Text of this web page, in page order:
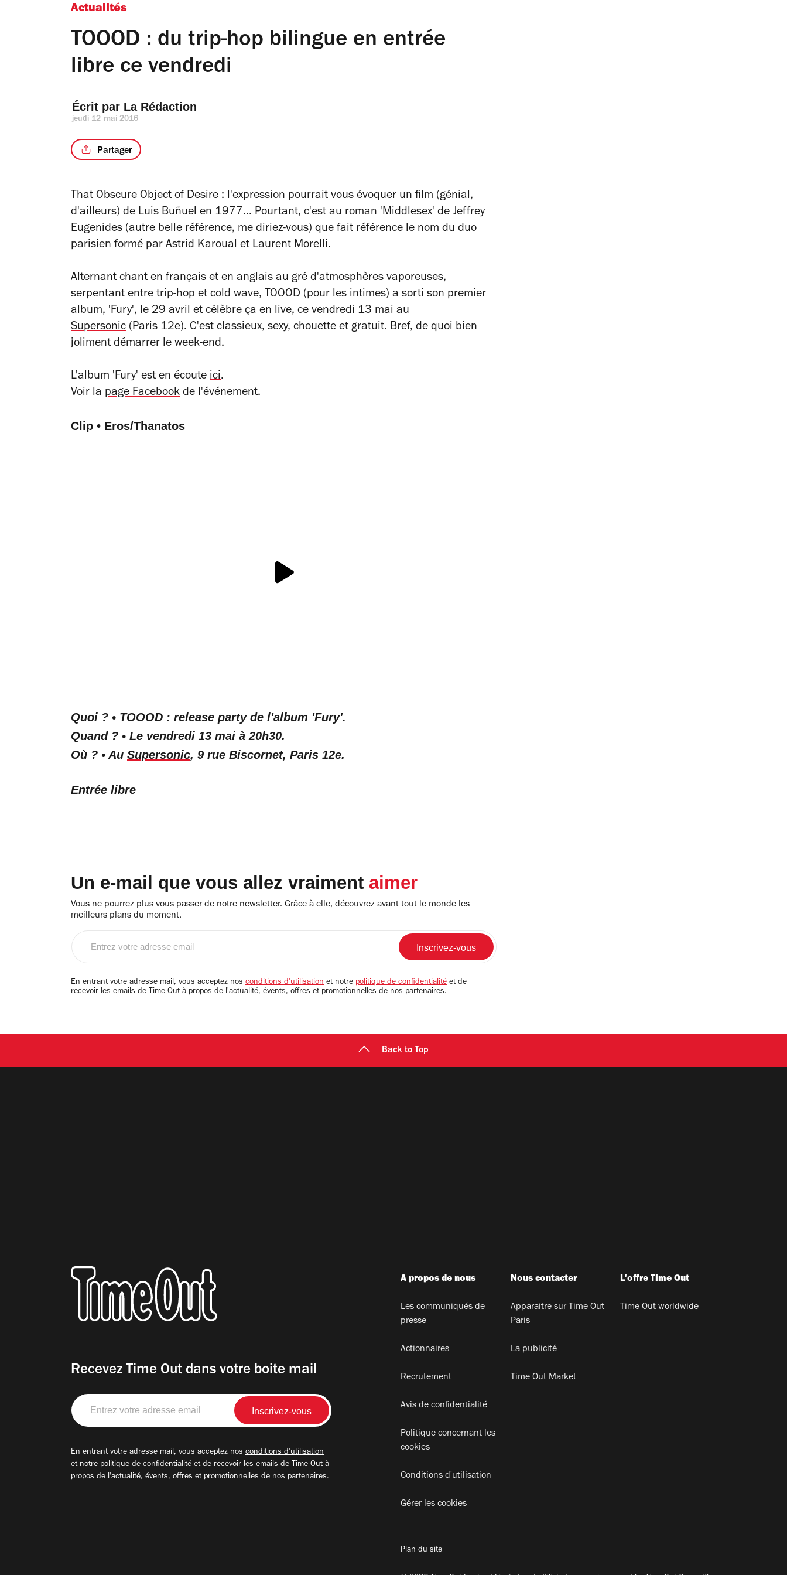
Actualités
TOOOD : du trip-hop bilingue en entrée
libre ce vendredi
Écrit par La Rédaction
jeudi 12 mai 2016
Partager
That Obscure Object of Desire : l'expression pourrait vous évoquer un film (génial,
d'ailleurs) de Luis Buñuel en 1977... Pourtant, c'est au roman 'Middlesex' de Jeffrey
Eugenides (autre belle référence, me diriez-vous) que fait référence le nom du duo
parisien formé par Astrid Karoual et Laurent Morelli.
Alternant chant en français et en anglais au gré d'atmosphères vaporeuses,
serpentant entre trip-hop et cold wave, TOOOD (pour les intimes) a sorti son premier
album, 'Fury', le 29 avril et célèbre ça en live, ce vendredi 13 mai au
Supersonic (Paris 12e). C'est classieux, sexy, chouette et gratuit. Bref, de quoi bien
joliment démarrer le week-end.
L'album 'Fury' est en écoute ici.
Voir la page Facebook de l'événement.
Clip • Eros/Thanatos
Quoi ? • TOOOD : release party de l'album 'Fury'.
Quand ? • Le vendredi 13 mai à 20h30.
Où ? • Au Supersonic, 9 rue Biscornet, Paris 12e.
Entrée libre
Un e-mail que vous allez vraiment aimer
Vous ne pourrez plus vous passer de notre newsletter. Grâce à elle, découvrez avant tout le monde les
meilleurs plans du moment.
email
En entrant votre adresse mail, vous acceptez nos conditions d'utilisation et notre politique de confidentialité et de
recevoir les emails de Time Out à propos de l'actualité, évents, offres et promotionnelles de nos partenaires.
Back to Top
Recevez Time Out dans votre boite mail
Entrez
votre
adresse
En entrant votre adresse mail, vous acceptez nos conditions d'utilisation
et notre politique de confidentialité et de recevoir les emails de Time Out à
propos de l'actualité, évents, offres et promotionnelles de nos partenaires.
A propos de nous
Les communiqués de
presse
Actionnaires
Recrutement
Avis de confidentialité
Politique concernant les
cookies
Conditions d'utilisation
Gérer les cookies
Nous contacter
Apparaitre sur Time Out
Paris
La publicité
Time Out Market
L'offre Time Out
Time Out worldwide
Plan du site